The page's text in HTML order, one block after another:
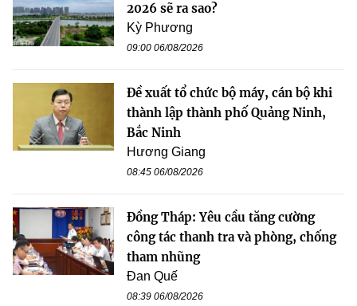
2026 sẽ ra sao?
Kỳ Phương
09:00 06/08/2026
Đề xuất tổ chức bộ máy, cán bộ khi
thành lập thành phố Quảng Ninh,
Bắc Ninh
Hương Giang
08:45 06/08/2026
Đồng Tháp: Yêu cầu tăng cường
công tác thanh tra và phòng, chống
tham nhũng
Đan Quế
08:39 06/08/2026